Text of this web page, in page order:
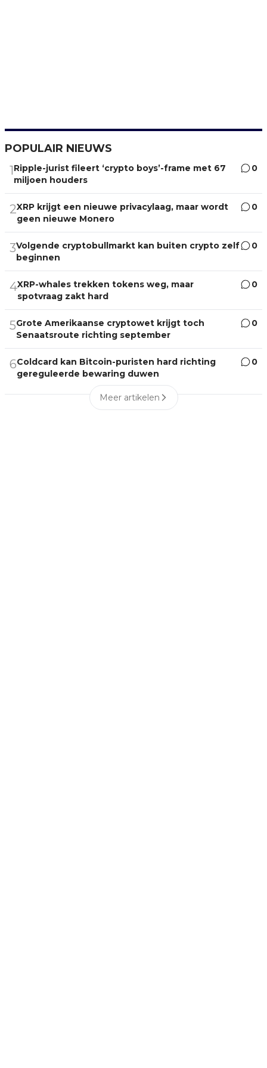
POPULAIR NIEUWS
1Ripple-jurist fileert ‘crypto boys’-frame met 67
miljoen houders
0
2XRP krijgt een nieuwe privacylaag, maar wordt
geen nieuwe Monero
0
3Volgende cryptobullmarkt kan buiten crypto zelf
beginnen
0
4XRP-whales trekken tokens weg, maar
spotvraag zakt hard
0
5Grote Amerikaanse cryptowet krijgt toch
Senaatsroute richting september
0
6Coldcard kan Bitcoin-puristen hard richting
gereguleerde bewaring duwen
0
Meer artikelen